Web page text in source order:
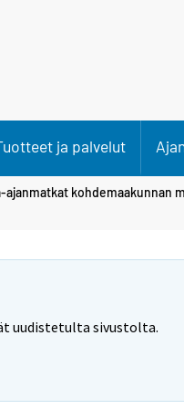
ja palvelut
kohdemaakunnan
uudistetulta sivustolta.